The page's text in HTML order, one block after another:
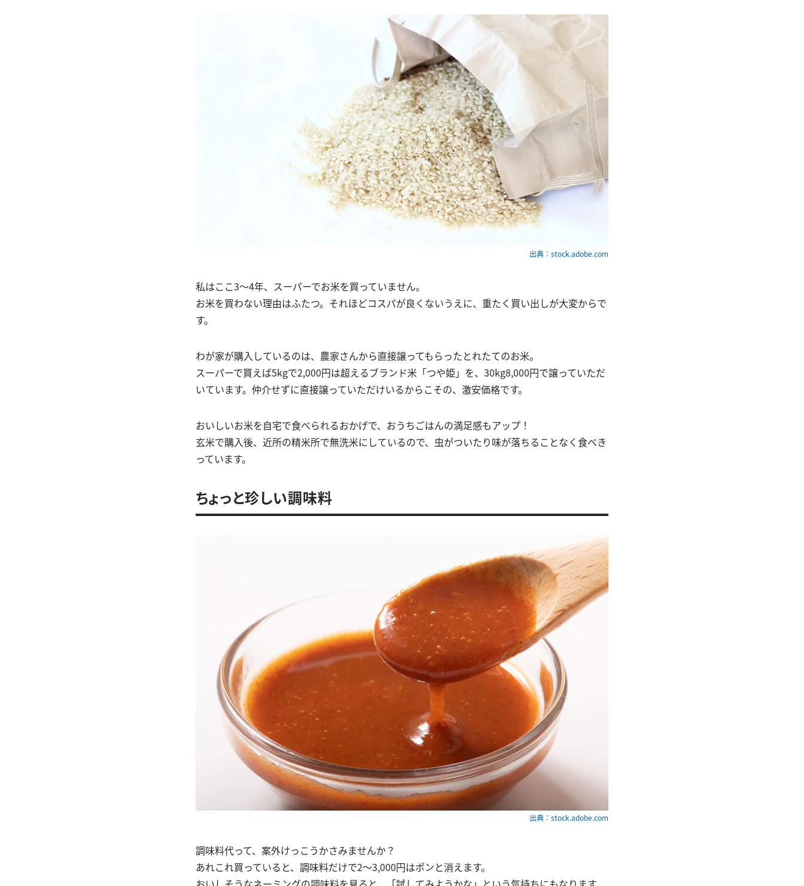
出典：stock.adobe.com
私はここ3～4年、スーパーでお米を買っていません。
お米を買わない理由はふたつ。それほどコスパが良くないうえに、重たく買い出しが大変からで
す。
わが家が購入しているのは、農家さんから直接譲ってもらったとれたてのお米。
スーパーで買えば5kgで2,000円は超えるブランド米「つや姫」を、30kg8,000円で譲っていただ
いています。仲介せずに直接譲っていただけいるからこその、激安価格です。
おいしいお米を自宅で食べられるおかげで、おうちごはんの満足感もアップ！
玄米で購入後、近所の精米所で無洗米にしているので、虫がついたり味が落ちることなく食べき
っています。
ちょっと珍しい調味料
出典：stock.adobe.com
調味料代って、案外けっこうかさみませんか？
あれこれ買っていると、調味料だけで2～3,000円はポンと消えます。